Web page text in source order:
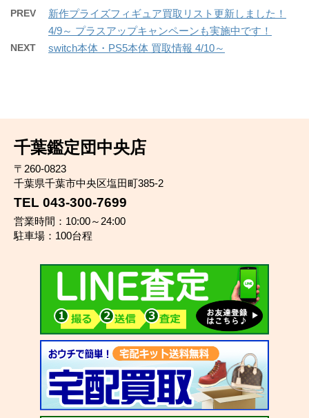
PREV
新作プライズフィギュア買取リスト更新しました！
4/9～ プラスアップキャンペーンも実施中です！
NEXT switch本体・PS5本体 買取情報 4/10～
千葉鑑定団中央店
〒260-0823
千葉県千葉市中央区塩田町385-2
TEL 043-300-7699
営業時間：10:00～24:00
駐車場：100台程